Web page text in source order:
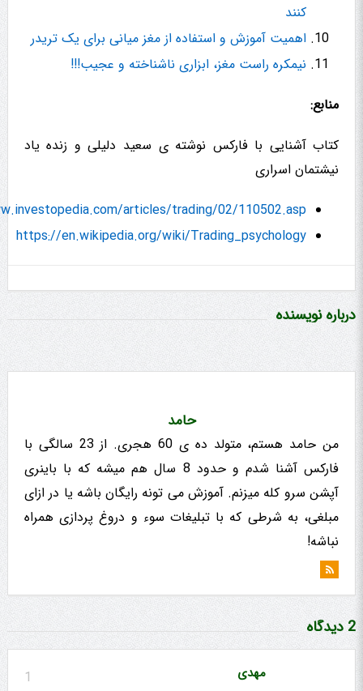
کنند
اهمیت آموزش و استفاده از مغز میانی برای یک تریدر
نیمکره راست مغز، ابزاری ناشناخته و عجیب!!!
منابع:
کتاب آشنایی با فارکس نوشته ی سعید دلیلی و زنده یاد
نیشتمان اسراری
articles/trading/02/110502.asp
https://en.wikipedia.org/wiki/Trading_psychology
درباره نویسنده
حامد
من حامد هستم، متولد ده ی 60 هجری. از 23 سالگی با
فارکس آشنا شدم و حدود 8 سال هم میشه که با باینری
آپشن سرو کله میزنم. آموزش می تونه رایگان باشه یا در ازای
مبلغی، به شرطی که با تبلیغات سوء و دروغ پردازی همراه
نباشه!
2 دیدگاه
1 مهدی